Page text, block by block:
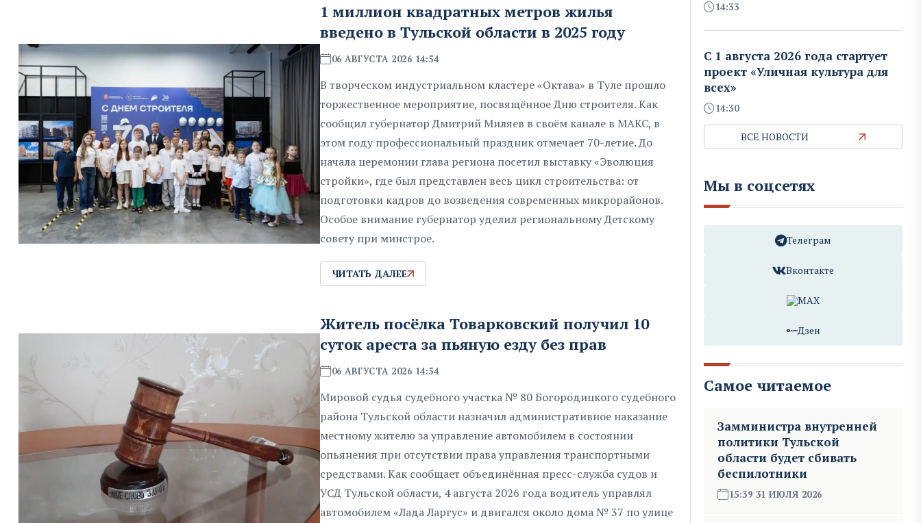
1 миллион квадратных метров жилья
введено в Тульской области в 2025 году
06 АВГУСТА 2026 14:54
В творческом индустриальном кластере «Октава» в Туле прошло
торжественное мероприятие, посвящённое Дню строителя. Как
сообщил губернатор Дмитрий Миляев в своём канале в МАКС, в
этом году профессиональный праздник отмечает 70-летие. До
начала церемонии глава региона посетил выставку «Эволюция
стройки», где был представлен весь цикл строительства: от
подготовки кадров до возведения современных микрорайонов.
Особое внимание губернатор уделил региональному Детскому
совету при минстрое.
ЧИТАТЬ ДАЛЕЕ
Житель посёлка Товарковский получил 10
суток ареста за пьяную езду без прав
06 АВГУСТА 2026 14:54
Мировой судья судебного участка № 80 Богородицкого судебного
района Тульской области назначил административное наказание
местному жителю за управление автомобилем в состоянии
опьянения при отсутствии права управления транспортными
средствами. Как сообщает объединённая пресс-служба судов и
УСД Тульской области, 4 августа 2026 года водитель управлял
автомобилем «Лада Ларгус» и двигался около дома № 37 по улице
14:33
С 1 августа 2026 года стартует
проект «Уличная культура для
всех»
14:30
ВСЕ НОВОСТИ
Мы в соцсетях
Телеграм
Вконтакте
MAX
Дзен
Самое читаемое
Замминистра внутренней
политики Тульской
области будет сбивать
беспилотники
15:39 31 ИЮЛЯ 2026